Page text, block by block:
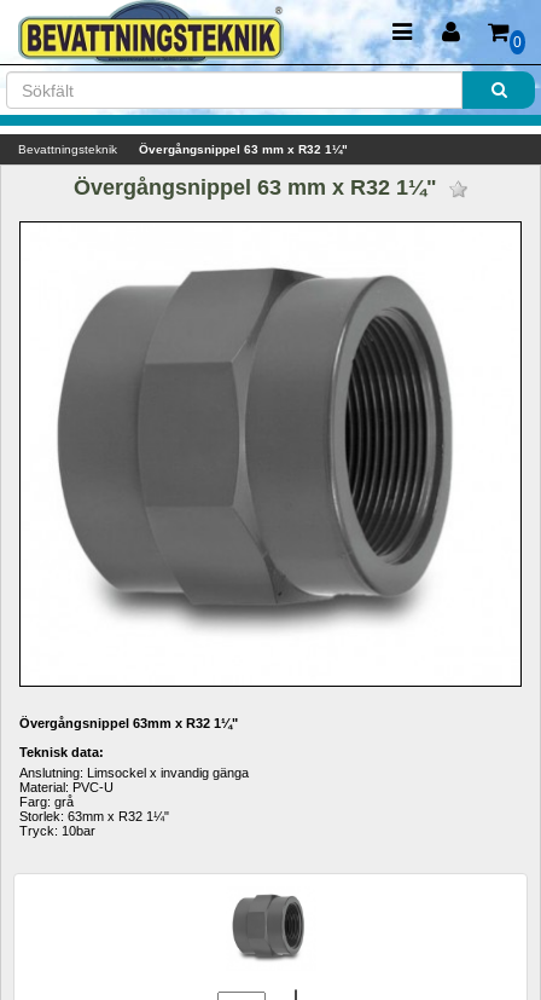
0
Bevattningsteknik Övergångsnippel 63 mm x R32 1¼"
Övergångsnippel 63 mm x R32 1¼"
Övergångsnippel 63mm x R32 1¼"
Teknisk data:
Anslutning: Limsockel x invandig gänga
Material: PVC-U
Farg: grå
Storlek: 63mm x R32 1¼"
Tryck: 10bar